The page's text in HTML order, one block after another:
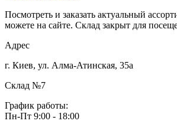
Посмотреть и заказать актуальный
можете на сайте. Склад закрыт для
Адрес
г. Киев, ул. Алма-Атинская, 35а
Склад №7
График работы:
Пн-Пт 9:00 - 18:00